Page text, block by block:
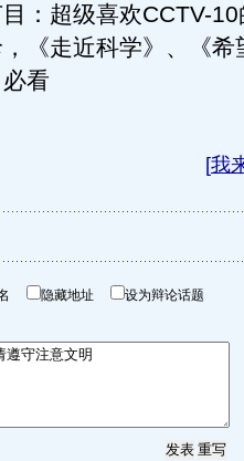
超级喜欢CCTV-10
《走近科学》、《希
必看
[我
隐藏地址 设为辩论话题